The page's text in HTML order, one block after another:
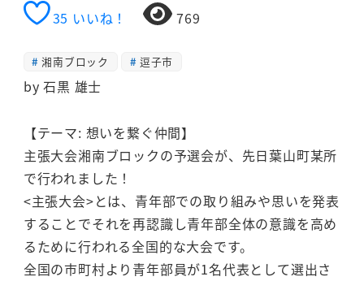
35 いいね！ 769
湘南ブロック 逗子市
by 石黒 雄士
【テーマ: 想いを繋ぐ仲間】
主張大会湘南ブロックの予選会が、先日葉山町某所
で行われました！
<主張大会>とは、青年部での取り組みや思いを発表
することでそれを再認識し青年部全体の意識を高め
るために行われる全国的な大会です。
全国の市町村より青年部員が1名代表として選出さ